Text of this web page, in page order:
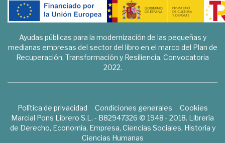
Ayudas públicas para la modernización de las pequeñas y
medianas empresas del sector del libro en el marco del Plan de
Recuperación, Transformación y Resiliencia. Convocatoria
2022.
Política de privacidad Condiciones generales
Cookies
Marcial Pons Librero S.L. - B82947326 © 1948 - 2018. Librería
de Derecho, Economía, Empresa, Ciencias Sociales, Historia y
Ciencias Humanas